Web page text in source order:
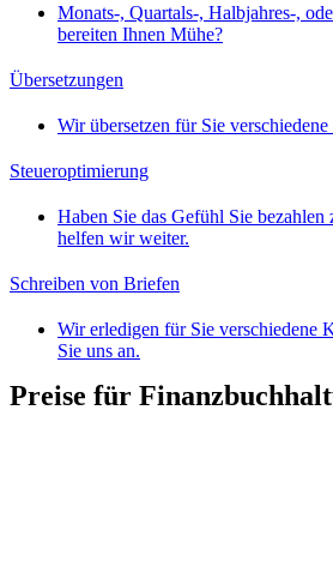
Monats-, Quartals-, Halbjahres-,
bereiten Ihnen Mühe?
Übersetzungen
Wir übersetzen für Sie
Steueroptimierung
Haben Sie das Gefühl Sie bezahlen
helfen wir weiter.
Schreiben von Briefen
Wir erledigen für Sie verschiedene
Sie uns an.
Preise für